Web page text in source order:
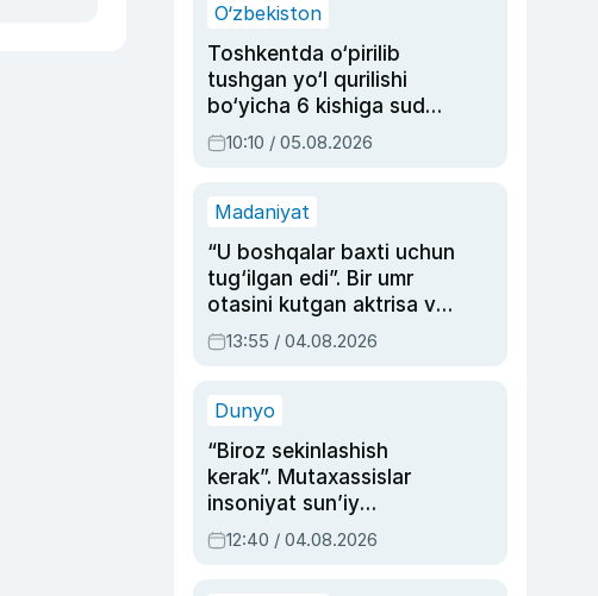
O‘zbekiston
Toshkentda o‘pirilib
tushgan yo‘l qurilishi
bo‘yicha 6 kishiga sud
hukmi o‘qildi
10:10 / 05.08.2026
Madaniyat
“U boshqalar baxti uchun
tug‘ilgan edi”. Bir umr
otasini kutgan aktrisa va
dublyaj ustasi Rimma
Ahmedovaning
13:55 / 04.08.2026
Dunyo
“Biroz sekinlashish
kerak”. Mutaxassislar
insoniyat sun’iy
intellektni boshqara
olmay qolishidan xavotir
12:40 / 04.08.2026